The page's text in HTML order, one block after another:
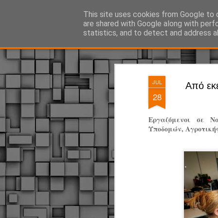
JUL
28
Από
Εργαζόμενοι σε
Υποδομών,
This site uses cookies from Google to
are shared with Google along with
statistics, and to detect and address
ΔΗΜΟΤΙΚΗ ΑΣΤΥΝΟΜΙΑ, τα νέα!